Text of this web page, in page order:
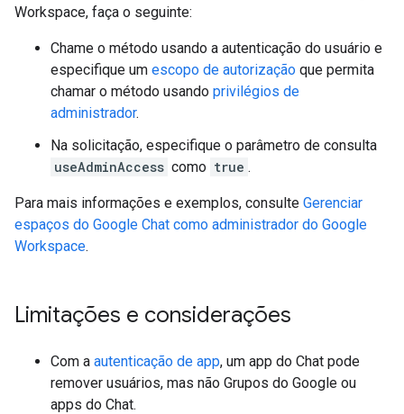
Workspace, faça o seguinte:
Chame o método usando a autenticação do usuário e
especifique um escopo de autorização que permita
chamar o método usando privilégios de
administrador.
Na solicitação, especifique o parâmetro de consulta
useAdminAccess como true .
Para mais informações e exemplos, consulte Gerenciar
espaços do Google Chat como administrador do Google
Workspace.
Limitações e considerações
Com a autenticação de app, um app do Chat pode
remover usuários, mas não Grupos do Google ou
apps do Chat.